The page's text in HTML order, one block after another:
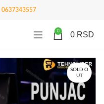
0637343557
0 0 RSD
SOLD O
UT